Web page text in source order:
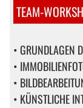
TEAM-
• GRUNDLAGEN
•
•
• KÜNSTLICHE